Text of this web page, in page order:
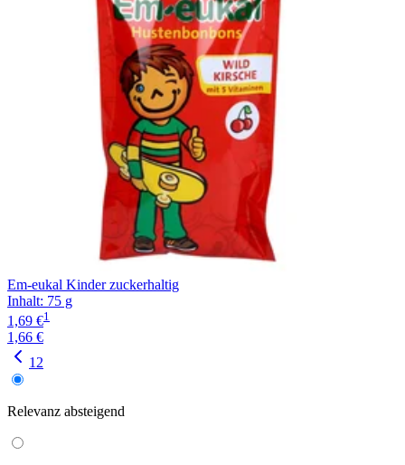
Em-eukal Kinder zuckerhaltig
Inhalt: 75 g
1,69 €1
1,66 €
1 2
Relevanz absteigend